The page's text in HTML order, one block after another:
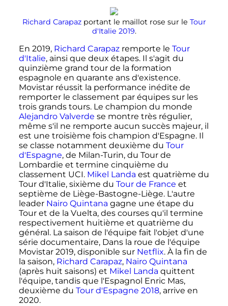
Richard Carapazportant le maillot rose sur le Tour
d'Italie 2019.
En 2019, Richard Carapazremporte le Tour
d'Italie, ainsi que deux étapes. Il s'agit du
quinzième grand tour de la formation
espagnole en quarante ans d'existence.
Movistar réussit la performance inédite de
remporter le classement par équipes sur les
trois grands tours. Le champion du monde
Alejandro Valverde se montre très régulier,
même s'il ne remporte aucun succès majeur, il
est une troisième fois champion d'Espagne. Il
se classe notamment deuxième du Tour
d'Espagne, de Milan-Turin, du Tour de
Lombardie et termine cinquième du
classement UCI. Mikel Landa est quatrième du
Tour d'Italie, sixième du Tour de France et
septième de Liège-Bastogne-Liège. L'autre
leader Nairo Quintana gagne une étape du
Tour et de la Vuelta, des courses qu'il termine
respectivement huitième et quatrième du
général. La saison de l'équipe fait l'objet d'une
série documentaire, Dans la roue de l'équipe
Movistar 2019, disponible sur Netflix. À la fin de
la saison, Richard Carapaz, Nairo Quintana
(après huit saisons) et Mikel Landa quittent
l'équipe, tandis que l'Espagnol Enric Mas,
deuxième du Tour d'Espagne 2018, arrive en
2020.